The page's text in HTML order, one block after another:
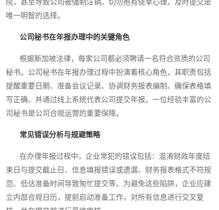
院，甚至导致公司被强制注销。切勿抱有侥幸心理，及时提交是
唯一明智的选择。
公司秘书在年报办理中的关键角色
根据新加坡法律，每家公司都必须聘请一名符合资质的公司
秘书。公司秘书在年报办理过程中扮演着核心角色，其职责包括
提醒重要日期、准备会议记录、协调财务报表编制、确保表格填
写正确、并通过线上系统代表公司提交年报。一位经验丰富的公
司秘书是公司合规运营的重要保障。
常见错误分析与规避策略
在办理年报过程中，企业常犯的错误包括：混淆财政年度结
束日与提交截止日、信息填报错误或遗漏、财务报表格式不符规
范、低估准备时间导致匆忙提交等。为避免这些陷阱，企业应建
立内部合规日历，提前启动准备工作，对所有信息进行交叉复